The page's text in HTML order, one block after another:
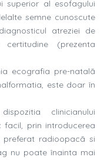
superior al esofagului
semne cunoscute
atreziei de
(prezenta
ecografia pre-natalã
este doar în
clinicianului
facil, prin introducerea
radioopacã si
nu poate înainta mai